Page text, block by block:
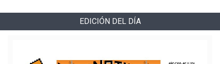
EDICIÓN DEL DÍA